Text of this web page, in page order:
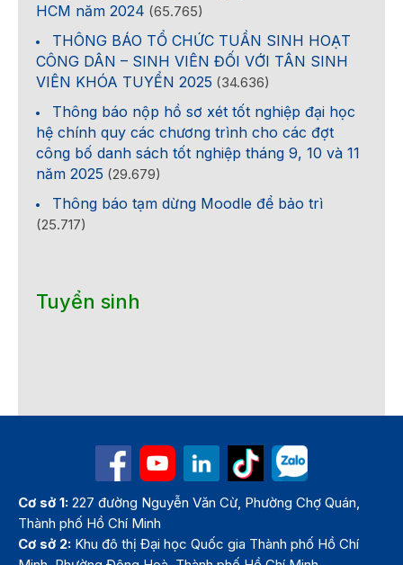
HCM năm 2024 (65.765)
THÔNG BÁO TỔ CHỨC TUẦN SINH HOẠT
CÔNG DÂN – SINH VIÊN ĐỐI VỚI TÂN SINH
VIÊN KHÓA TUYỂN 2025 (34.636)
Thông báo nộp hồ sơ xét tốt nghiệp đại học
hệ chính quy các chương trình cho các đợt
công bố danh sách tốt nghiệp tháng 9, 10 và 11
năm 2025 (29.679)
Thông báo tạm dừng Moodle để bảo trì
(25.717)
Tuyển sinh
Cơ sở 1: 227 đường Nguyễn Văn Cừ, Phường Chợ Quán,
Thành phố Hồ Chí Minh
Cơ sở 2: Khu đô thị Đại học Quốc gia Thành phố Hồ Chí